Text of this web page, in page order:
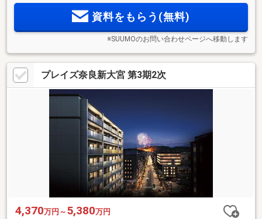
ーム】完備。オール平面駐車場、南向き中心配棟の大規模レ
資料をもらう(無料)
※SUUMOのお問い合わせページへ移動します
プレイズ奈良新大宮 第3期2次
4,370万円～ 5,380万円